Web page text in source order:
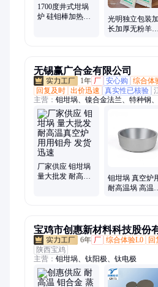
1700度井式坩埚
炉 硅钼棒加热井
光明独立包装加
长加厚无粉羊毛
无锡赢广合金有限公司
1年 厂 安心购 综合体
回复及时 出价迅速 真实性已核验
主营： 钼坩埚、镍合金法兰、特种钢
厂家供应 钼坩埚
量大批发 耐高温
钼坩埚 真空炉
耐高温埚 高温
宝鸡市创惠新材料科技股份
6年 厂 综合体验L0 回
陕西宝鸡
主营： 钼坩埚、钛阳极、钛电极